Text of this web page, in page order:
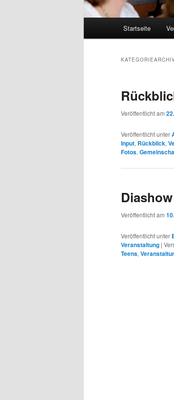
Startseite
Veröffentlicht am
Veröffentlicht unter
Input, Rückblick,
Fotos,
Veröffentlicht am
Veröffentlicht unter
Veranstaltung |
Teens,